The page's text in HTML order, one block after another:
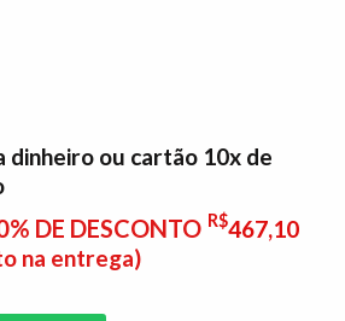
dinheiro ou cartão 10x de
DE DESCONTO R$467,10
na entrega)